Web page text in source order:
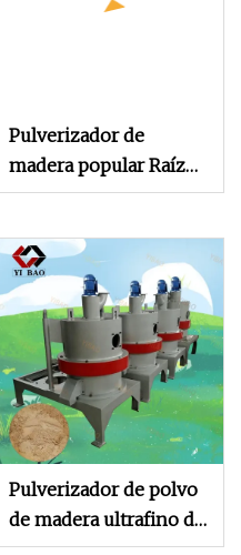
Pulverizador de
madera popular Raíz
trituradora
madera Suministro de
fábrica
Pulverizador de polvo
de madera ultrafino de
malla 60-500, máquina